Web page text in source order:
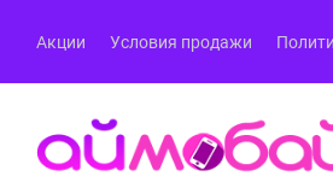
Акции Условия продажи